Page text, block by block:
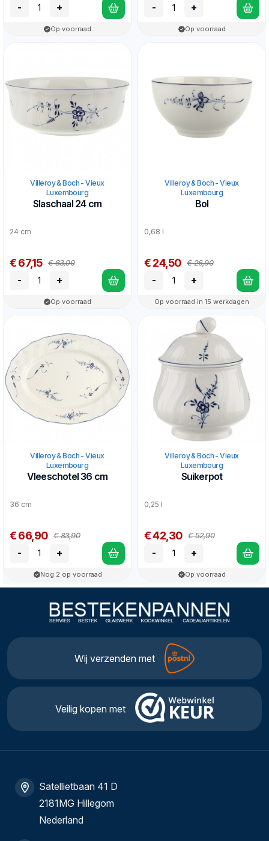
- +
Op voorraad
- +
Op voorraad
Villeroy & Boch - Vieux
Luxembourg
Slaschaal 24 cm
24 cm
€ 67,15 € 83,90
- +
Op voorraad
Villeroy & Boch - Vieux
Luxembourg
Bol
0,68 l
€ 24,50 € 26,90
- +
Op voorraad in 15 werkdagen
Villeroy & Boch - Vieux
Luxembourg
Vleeschotel 36 cm
36 cm
€ 66,90 € 83,90
- +
Nog 2 op voorraad
Villeroy & Boch - Vieux
Luxembourg
Suikerpot
0,25 l
€ 42,30 € 52,90
- +
Op voorraad
Wij verzenden met
Veilig kopen met
Satellietbaan 41 D
2181MG Hillegom
Nederland